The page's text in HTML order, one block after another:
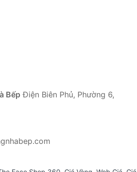
BếpĐiện Biên Phủ, Phường 6,